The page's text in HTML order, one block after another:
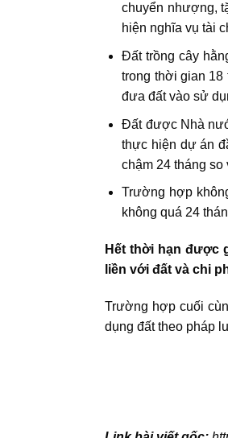
chuyển nhượng,
hiện nghĩa vụ tài
Đất trồng cây
trong thời gian 18
đưa đất vào sử
Đất được Nhà
thực hiện dự án
chậm 24 tháng
Trường hợp
không quá 24
Hết thời hạn được
liền với đất và chi
Trường hợp cuối
dụng đất theo pháp